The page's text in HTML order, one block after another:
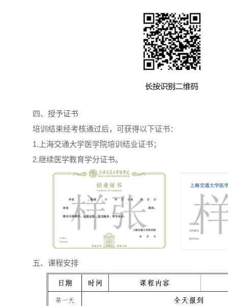
四、授予证书
培训结束经考核通过后，可获得以下证书：
1.上海交通大学医学院培训结业证书；
2.继续医学教育学分证书。
五、课程安排